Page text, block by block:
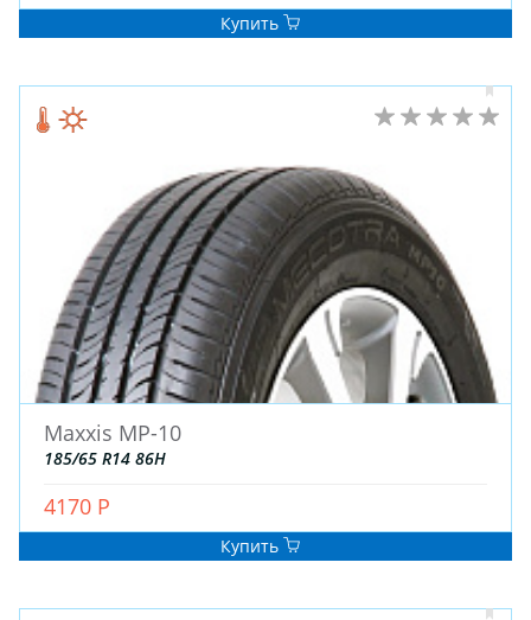
ДЛЯ СПЕЦТЕХНИКИ
ДЛЯ ГРУЗОВЫХ АВТО
ДЛЯ ГРУЗОВЫХ АВТО
ДЛЯ ЛЕГКОВЫХ АВТО
ШИНЫ
ДИСКИ
Купить
Maxxis MP-10
185/65 R14 86H
4170 Р
Купить